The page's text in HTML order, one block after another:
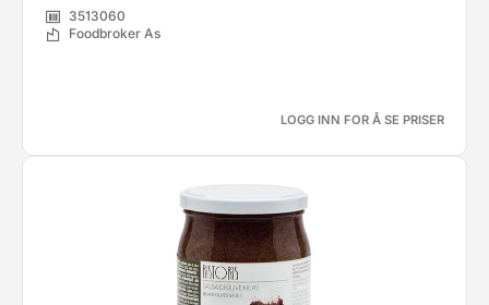
3513060
Foodbroker As
LOGG INN FOR Å SE PRISER